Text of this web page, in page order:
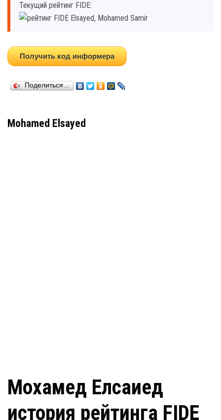
Текущий рейтинг FIDE:
Получить код информера
Поделиться…
Mohamed Elsayed
Мохамед Елсаиед
история рейтинга FIDE